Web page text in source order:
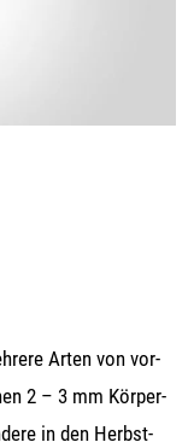
Arten von vor­
2 – 3 mm Kör­per­
in den Herbst­